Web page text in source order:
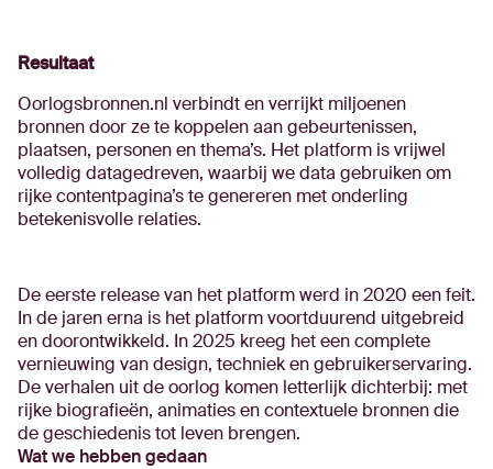
Resultaat
Oorlogsbronnen.nl verbindt en verrijkt miljoenen
bronnen door ze te koppelen aan gebeurtenissen,
plaatsen, personen en thema’s. Het platform is vrijwel
volledig datagedreven, waarbij we data gebruiken om
rijke contentpagina’s te genereren met onderling
betekenisvolle relaties.
De eerste release van het platform werd in 2020 een feit.
In de jaren erna is het platform voortduurend uitgebreid
en doorontwikkeld. In 2025 kreeg het een complete
vernieuwing van design, techniek en gebruikerservaring.
De verhalen uit de oorlog komen letterlijk dichterbij: met
rijke biografieën, animaties en contextuele bronnen die
de geschiedenis tot leven brengen.
Wat we hebben gedaan